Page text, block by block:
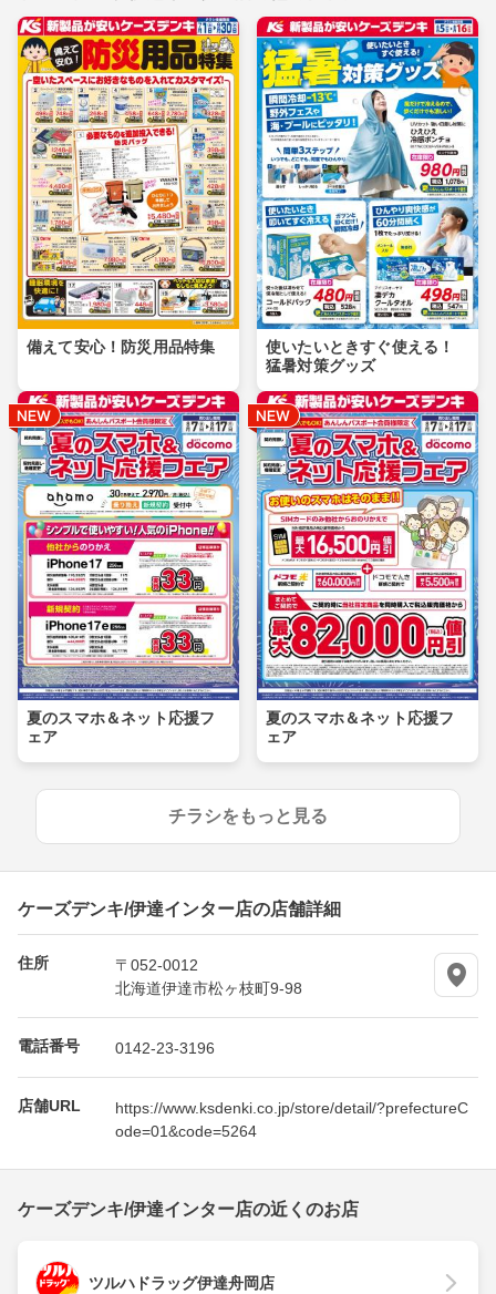
備えて安心！防災用品特集
使いたいときすぐ使える！
猛暑対策グッズ
夏のスマホ＆ネット応援フ
ェア
夏のスマホ＆ネット応援フ
ェア
チラシをもっと見る
ケーズデンキ/伊達インター店の店舗詳細
住所
〒052-0012
北海道伊達市松ヶ枝町9-98
電話番号 0142-23-3196
店舗URL
https://www.ksdenki.co.jp/store/detail/?prefectureC
ode=01&code=5264
ケーズデンキ/伊達インター店の近くのお店
ツルハドラッグ伊達舟岡店